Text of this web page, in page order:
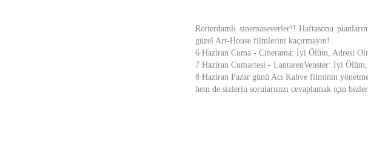
Rotterdamlı sinemaseverler!! Haftasonu
güzel Art-House filmlerini kaçırmayın!
6 Haziran Cuma - Cinerama: İyi Ölüm, Adresi
7 Haziran Cumartesi - LantarenVenster: İyi
8 Haziran Pazar günü Acı Kahve filminin
hem de sizlerin sorularınızı cevaplamak için